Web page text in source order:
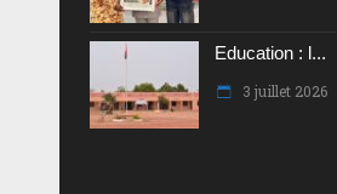
Education : l...
3 juillet 2026